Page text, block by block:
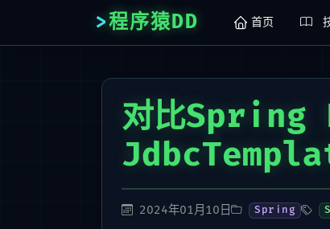
程序猿DD 首页
对比Spring
2024年01月10日 Spring